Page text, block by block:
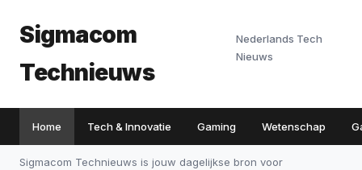
Sigmacom
Technieuws
Nederlands Tech
Nieuws
Home Tech & Innovatie Gaming Wetenschap
Sigmacom Technieuws is jouw dagelijkse bron voor